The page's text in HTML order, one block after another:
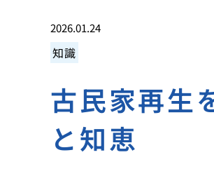
2026.01.24
知識
古民家再生
と知恵